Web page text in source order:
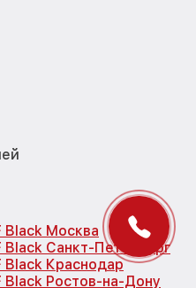
Black Москва
Black Санкт-Петербург
Black Краснодар
Black Ростов-на-Дону